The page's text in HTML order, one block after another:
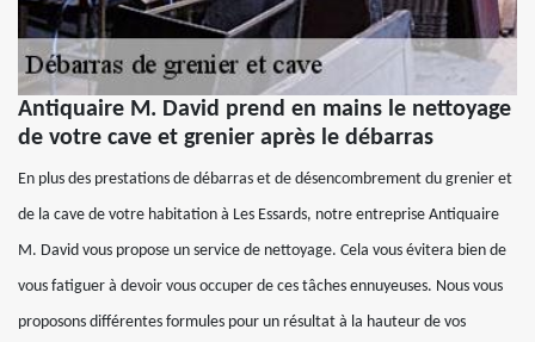
Antiquaire M. David prend en mains le nettoyage
de votre cave et grenier après le débarras
En plus des prestations de débarras et de désencombrement du grenier et
de la cave de votre habitation à Les Essards, notre entreprise Antiquaire
M. David vous propose un service de nettoyage. Cela vous évitera bien de
vous fatiguer à devoir vous occuper de ces tâches ennuyeuses. Nous vous
proposons différentes formules pour un résultat à la hauteur de vos